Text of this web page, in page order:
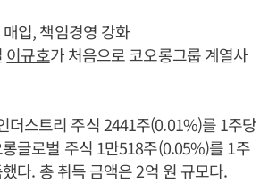
입, 책임경영 강화
이규호가 처음으로 코오롱그룹 계열사
더스트리 주식 2441주(0.01%)를 1주당
글로벌 주식 1만518주(0.05%)를 1주
다. 총 취득 금액은 2억 원 규모다.